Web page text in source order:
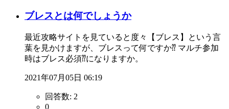
ブレスとは何でしょうか
最近攻略サイトを見ていると度々【ブレス】という言
葉を見かけますが、ブレスって何ですか⁇ マルチ参加
時はブレス必須⁇になりますか。
2021年07月05日 06:19
回答数: 2
0